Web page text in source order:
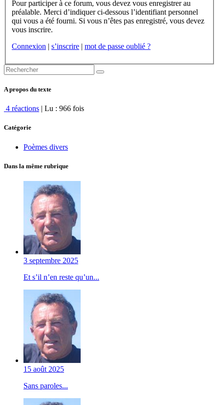
Pour participer à ce forum, vous devez vous enregistrer au
préalable. Merci d’indiquer ci-dessous l’identifiant personnel
qui vous a été fourni. Si vous n’êtes pas enregistré, vous devez
vous inscrire.
Connexion | s’inscrire | mot de passe oublié ?
A propos du texte
4 réactions | Lu : 966 fois
Catégorie
Poèmes divers
Dans la même rubrique
3 septembre 2025
Et s’il n’en reste qu’un...
15 août 2025
Sans paroles...